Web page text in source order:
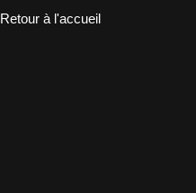
Retour à l'accueil